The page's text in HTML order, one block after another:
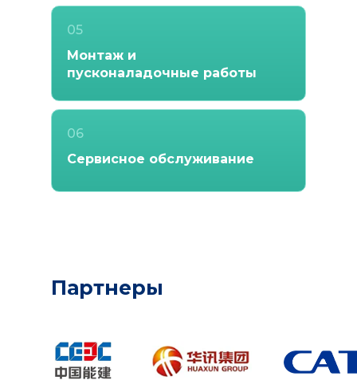
Монтаж и
пусконаладочные работы
Сервисное обслуживание
05
06
Партнеры